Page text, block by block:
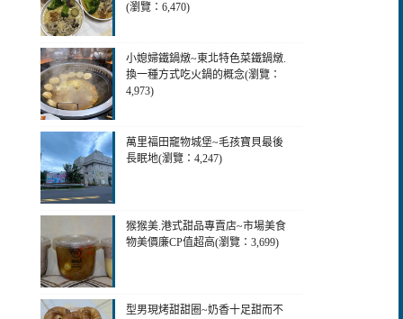
(瀏覽：6,470)
小媳婦鐵鍋燉~東北特色菜鐵鍋燉.
換一種方式吃火鍋的概念(瀏覽：
4,973)
萬里福田竉物城堡~毛孩寶貝最後
長眠地(瀏覽：4,247)
猴猴美.港式甜品專賣店~市場美食
物美價廉CP值超高(瀏覽：3,699)
型男現烤甜甜圈~奶香十足甜而不